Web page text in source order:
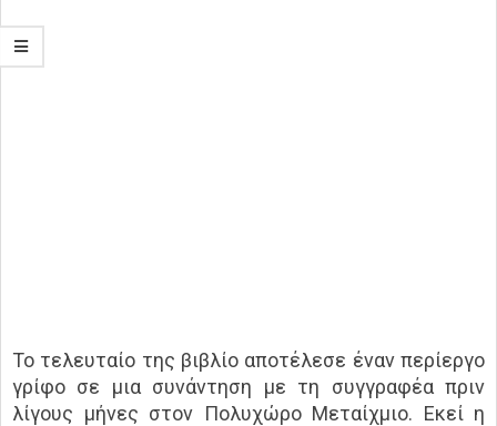
Το τελευταίο της βιβλίο αποτέλεσε έναν περίεργο
γρίφο σε μια συνάντηση με τη συγγραφέα πριν
λίγους μήνες στον Πολυχώρο Μεταίχμιο. Εκεί η